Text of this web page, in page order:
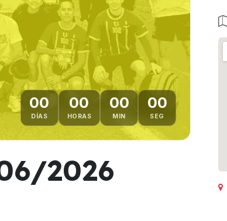
00
DÍAS
00
HORAS
00
MIN
00
SEG
2026